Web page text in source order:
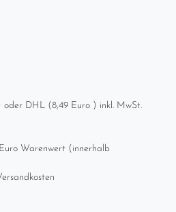
DHL (8,49 Euro ) inkl. MwSt.
Warenwert (innerhalb